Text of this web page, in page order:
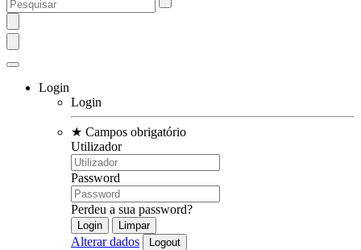
Login
Login
★ Campos obrigatório
Utilizador
Password
Perdeu a sua password?
Alterar dados